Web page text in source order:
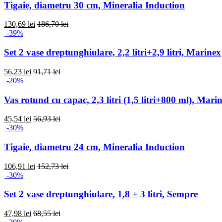
Tigaie, diametru 30 cm, Mineralia Induction
130,69 lei 186,70 lei
-39%
Set 2 vase dreptunghiulare, 2,2 litri+2,9 litri, Marinex
56,23 lei 91,71 lei
-20%
Vas rotund cu capac, 2,3 litri (1,5 litri+800 ml),
45,54 lei 56,93 lei
-30%
Tigaie, diametru 24 cm, Mineralia Induction
106,91 lei 152,73 lei
-30%
Set 2 vase dreptunghiulare, 1,8 + 3 litri, Sempre
47,98 lei 68,55 lei